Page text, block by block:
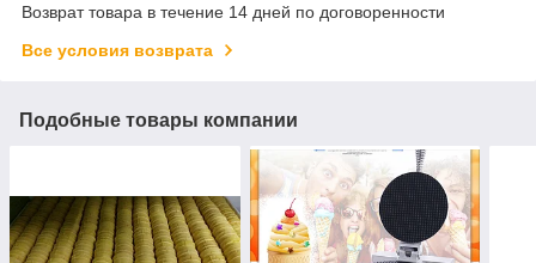
Возврат товара в течение 14 дней по договоренности
Все условия возврата
Подобные товары компании